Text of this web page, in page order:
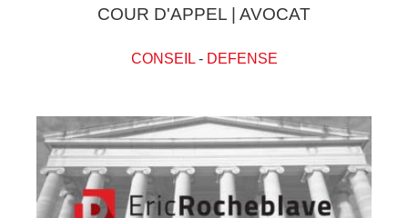
COUR D'APPEL | AVOCAT
CONSEIL- DEFENSE